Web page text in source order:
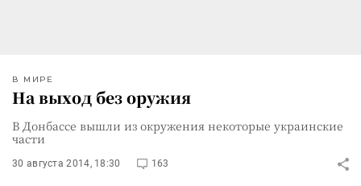
В МИРЕ
На выход без оружия
В Донбассе вышли из окружения некоторые украинские
части
30 августа 2014, 18:30 163